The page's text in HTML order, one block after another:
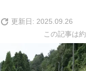
更新日: 2025.09.26
この記事は約